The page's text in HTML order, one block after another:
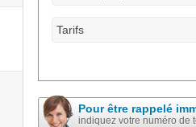
Tarifs
Pour être rappelé
indiquez votre numéro de